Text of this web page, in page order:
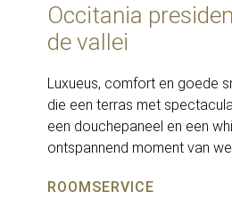
Occitania
de vallei
Luxueus, comfort en goede
die een terras met
een douchepaneel en een
ontspannend moment van
ROOMSERVICE